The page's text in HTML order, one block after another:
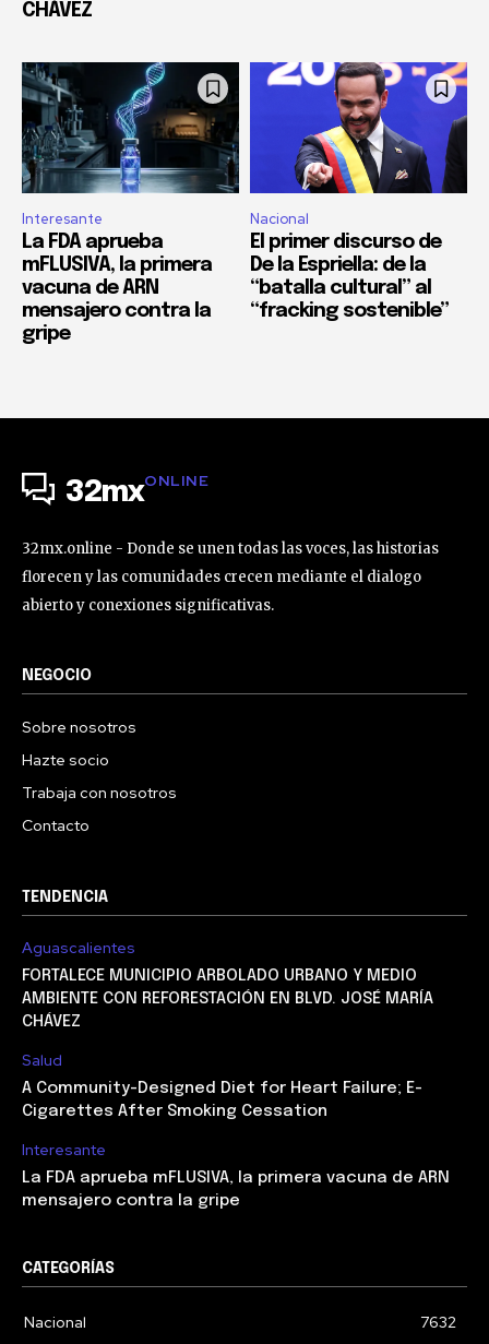
CHÁVEZ
Interesante
La FDA aprueba
mFLUSIVA, la primera
vacuna de ARN
mensajero contra la
gripe
Nacional
El primer discurso de
De la Espriella: de la
“batalla cultural” al
“fracking sostenible”
32mxONLINE
32mx.online - Donde se unen todas las voces, las historias
florecen y las comunidades crecen mediante el dialogo
abierto y conexiones significativas.
NEGOCIO
Sobre nosotros
Hazte socio
Trabaja con nosotros
Contacto
TENDENCIA
Aguascalientes
FORTALECE MUNICIPIO ARBOLADO URBANO Y MEDIO
AMBIENTE CON REFORESTACIÓN EN BLVD. JOSÉ MARÍA
CHÁVEZ
Salud
A Community-Designed Diet for Heart Failure; E-
Cigarettes After Smoking Cessation
Interesante
La FDA aprueba mFLUSIVA, la primera vacuna de ARN
mensajero contra la gripe
CATEGORÍAS
Nacional 7632